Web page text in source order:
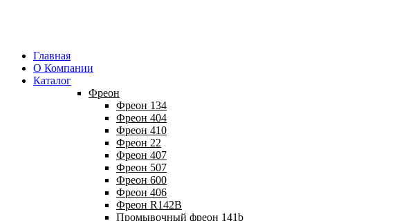
Главная
О Компании
Каталог
Фреон
Фреон 134
Фреон 404
Фреон 410
Фреон 22
Фреон 407
Фреон 507
Фреон 600
Фреон 406
Фреон R142B
Промывочный фреон 141b